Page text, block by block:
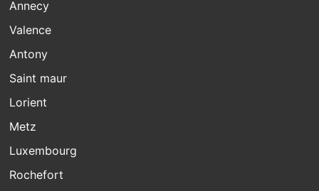
Annecy
Valence
Antony
Saint maur
Lorient
Metz
Luxembourg
Rochefort